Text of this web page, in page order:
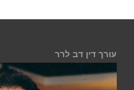
עורך דין דב לרר